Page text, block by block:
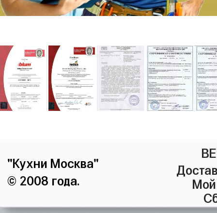
"Кухни Москва"
© 2008 года.